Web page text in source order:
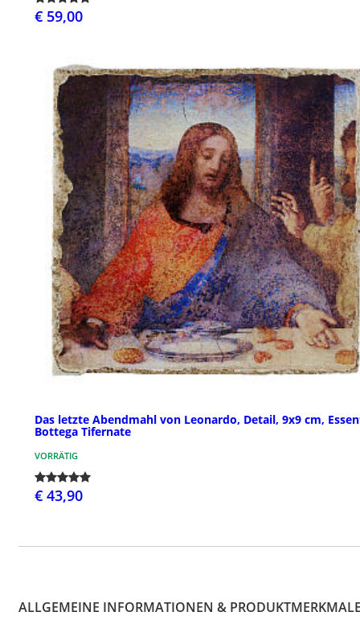
€ 59,00
Das letzte Abendmahl von Leonardo, Detail, 9x9 cm,
Bottega Tifernate
VORRÄTIG
€ 43,90
ALLGEMEINE INFORMATIONEN &